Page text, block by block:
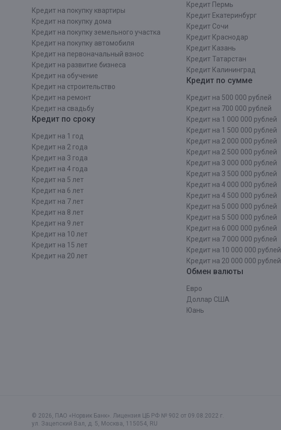
Кредит на покупку квартиры
Кредит на покупку дома
Кредит на покупку земельного участка
Кредит на покупку автомобиля
Кредит на первоначальный взнос
Кредит на развитие бизнеса
Кредит на обучение
Кредит на строительcтво
Кредит на ремонт
Кредит на свадьбу
Кредит по сроку
Кредит на 1 год
Кредит на 2 года
Кредит на 3 года
Кредит на 4 года
Кредит на 5 лет
Кредит на 6 лет
Кредит на 7 лет
Кредит на 8 лет
Кредит на 9 лет
Кредит на 10 лет
Кредит на 15 лет
Кредит на 20 лет
Кредит Пермь
Кредит Екатеринбург
Кредит Сочи
Кредит Краснодар
Кредит Казань
Кредит Татарстан
Кредит Калининград
Кредит по сумме
Кредит на 500 000 рублей
Кредит на 700 000 рублей
Кредит на 1 000 000 рублей
Кредит на 1 500 000 рублей
Кредит на 2 000 000 рублей
Кредит на 2 500 000 рублей
Кредит на 3 000 000 рублей
Кредит на 3 500 000 рублей
Кредит на 4 000 000 рублей
Кредит на 4 500 000 рублей
Кредит на 5 000 000 рублей
Кредит на 5 500 000 рублей
Кредит на 6 000 000 рублей
Кредит на 7 000 000 рублей
Кредит на 10 000 000 рублей
Кредит на 20 000 000 рублей
Обмен валюты
Евро
Доллар США
Юань
© 2026, ПАО «Норвик Банк». Лицензия ЦБ РФ № 902 от 09.08.2022 г.
ул. Зацепский Вал, д. 5, Москва, 115054, RU